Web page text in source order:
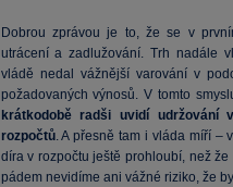
Dobrou zprávou je to, že se v
utrácení a zadlužování. Trh nadále
vládě nedal vážnější varování v
požadovaných výnosů. V tomto
krátkodobě radši uvidí
rozpočtů. A přesně tam i vláda míří –
díra v rozpočtu ještě prohloubí, než
pádem nevidíme ani vážné riziko, že